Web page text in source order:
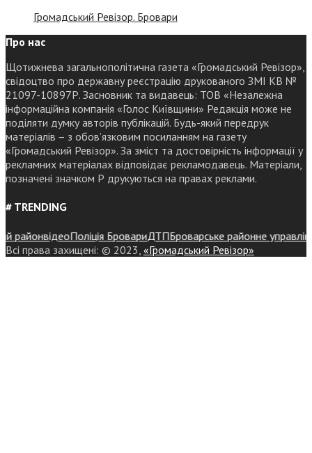
Громадський Ревізор. Бровари
Про нас
Щотижнева загальнополітична газета «Громадський Ревізор»,
свідоцтво про державну реєстрацію друкованого ЗМІ КВ №
21097-10897Р. Засновник та видавець: ТОВ «Незалежна
інформаційна компанія «Голос Київщини» Редакція може не
поділяти думку авторів публікацій. Будь-який передрук
матеріалів – з обов’язковим посиланням на газету
«Громадський Ревізор». За зміст та достовірність інформації у
рекламних матеріалах відповідає рекламодавець. Матеріали,
позначені значком Р друкуються на правах реклами.
# TRENDING
відеоПоліція БровариДТПБроварське районне управління
Всі права захищені: © 2023, «Громадський Ревізор»